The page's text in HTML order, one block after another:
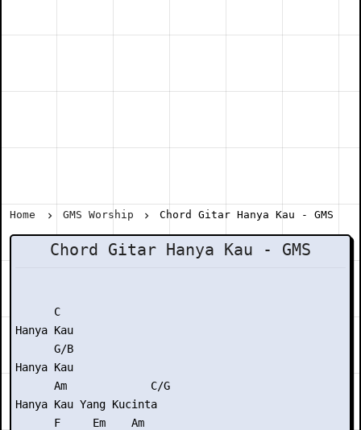
Home GMS Worship Chord Gitar Hanya Kau - GMS
Chord Gitar Hanya Kau - GMS
      C
Hanya Kau
      G/B
Hanya Kau
      Am             C/G
Hanya Kau Yang Kucinta
      F     Em    Am